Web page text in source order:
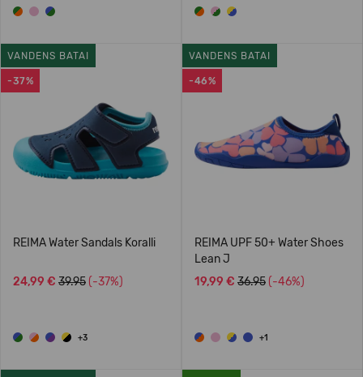
-37%
VANDENS BATAI
REIMA Water Sandals Koralli
24,99 € 39.95 (-37%)
+3
-46%
VANDENS BATAI
REIMA UPF 50+ Water Shoes
Lean J
19,99 € 36.95 (-46%)
+1